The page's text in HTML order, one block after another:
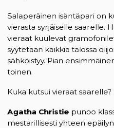
Salaperäinen isäntäpari on
vierasta syrjäiselle saarelle.
vieraat kuulevat
syytetään kaikkia talossa
sähköistyy. Pian
toinen.
Kuka kutsui vieraat
Agatha Christie punoo
mestarillisesti yhteen